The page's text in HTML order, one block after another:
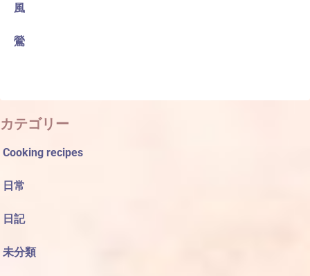
風
鶯
カテゴリー
Cooking recipes
日常
日記
未分類